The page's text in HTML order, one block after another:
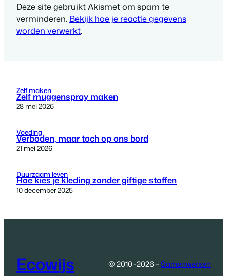
Deze site gebruikt Akismet om spam te
verminderen. Bekijk hoe je reactie gegevens
worden verwerkt.
Zelf maken
Zelf muggenspray maken
28 mei 2026
Voeding
Verboden, maar toch op ons bord
21 mei 2026
Duurzaam leven
Hoe kies je kleding zonder giftige stoffen
10 december 2025
Ecowijs © 2010 -2026 –Samenwerken